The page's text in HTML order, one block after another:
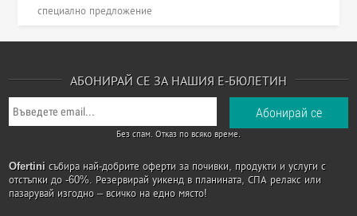
специално предложение
АБОНИРАЙ СЕ ЗА НАШИЯ Е-БЮЛЕТИН
Без спам. Отказ по всяко време.
Ofertini събира най-добрите оферти за почивки, продукти и услуги с
отстъпки до -60%. Резервирай уикенд в планината, СПА релакс или
пазарувай изгодно – всичко на едно място!